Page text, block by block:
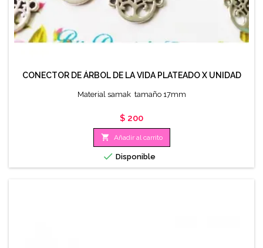
CONECTOR DE ÁRBOL DE LA VIDA PLATEADO X UNIDAD
Material samak tamaño 17mm
Precio
$ 200
 Añadir al carrito
 Disponible